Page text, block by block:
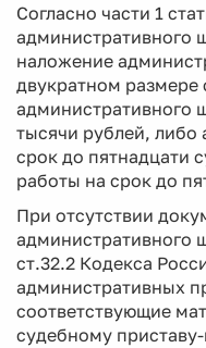
Согласно части 1
административного
наложение
двукратном
административного
тысячи рублей, либо
срок до пятнадцати
работы на срок до
При отсутствии
административного
ст.32.2 Кодекса
административных
соответствующие
судебному